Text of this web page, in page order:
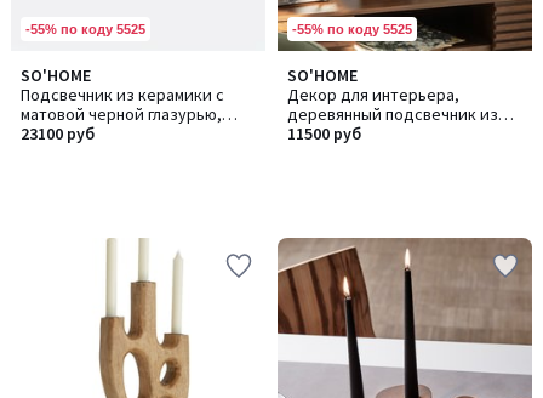
-55% по коду 5525
SO'HOME
Подсвечник из керамики с
матовой черной глазурью,
ручная работа
23100 руб
-55% по коду 5525
SO'HOME
Декор для интерьера,
деревянный подсвечник из
манго
11500 руб